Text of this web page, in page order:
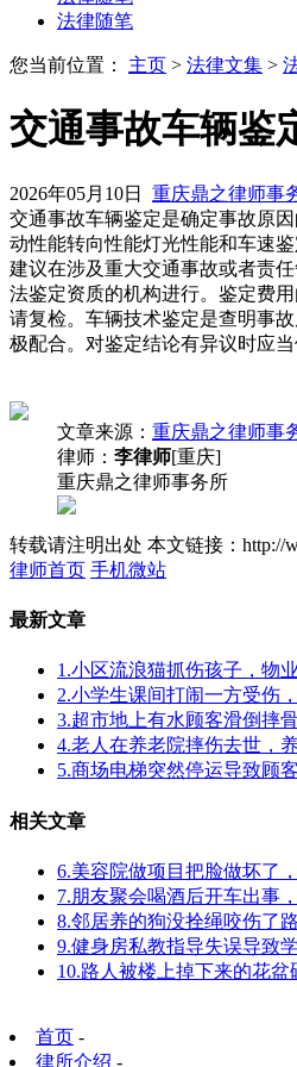
法律随笔
您当前位置： 主页 > 法律文集 >
交通事故车辆鉴
2026年05月10日 重庆鼎之律师事
交通事故车辆鉴定是确定事故原
动性能转向性能灯光性能和车速
建议在涉及重大交通事故或者责
法鉴定资质的机构进行。鉴定费
请复检。车辆技术鉴定是查明事
极配合。对鉴定结论有异议时应
文章来源： 重庆鼎之律师事
律师： 李律师[重庆]
重庆鼎之律师事务所
转载请注明出处 本文链接：http://
律师首页 手机微站
最新文章
1.小区流浪猫抓伤孩子，物
2.小学生课间打闹一方受伤
3.超市地上有水顾客滑倒摔
4.老人在养老院摔伤去世，
5.商场电梯突然停运导致顾
相关文章
6.美容院做项目把脸做坏了
7.朋友聚会喝酒后开车出事
8.邻居养的狗没拴绳咬伤了
9.健身房私教指导失误导致
10.路人被楼上掉下来的花盆
首页 -
律所介绍 -